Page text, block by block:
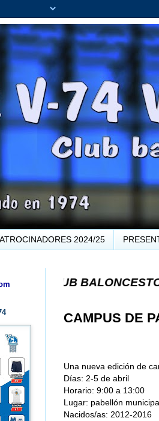
2024/25
BALONCESTO V-74
CAMPUS DE
Una nueva edición de
Días: 2-5 de abril
Horario: 9:00 a 13:00
Lugar: pabellón
Nacidos/as: 2012-2016